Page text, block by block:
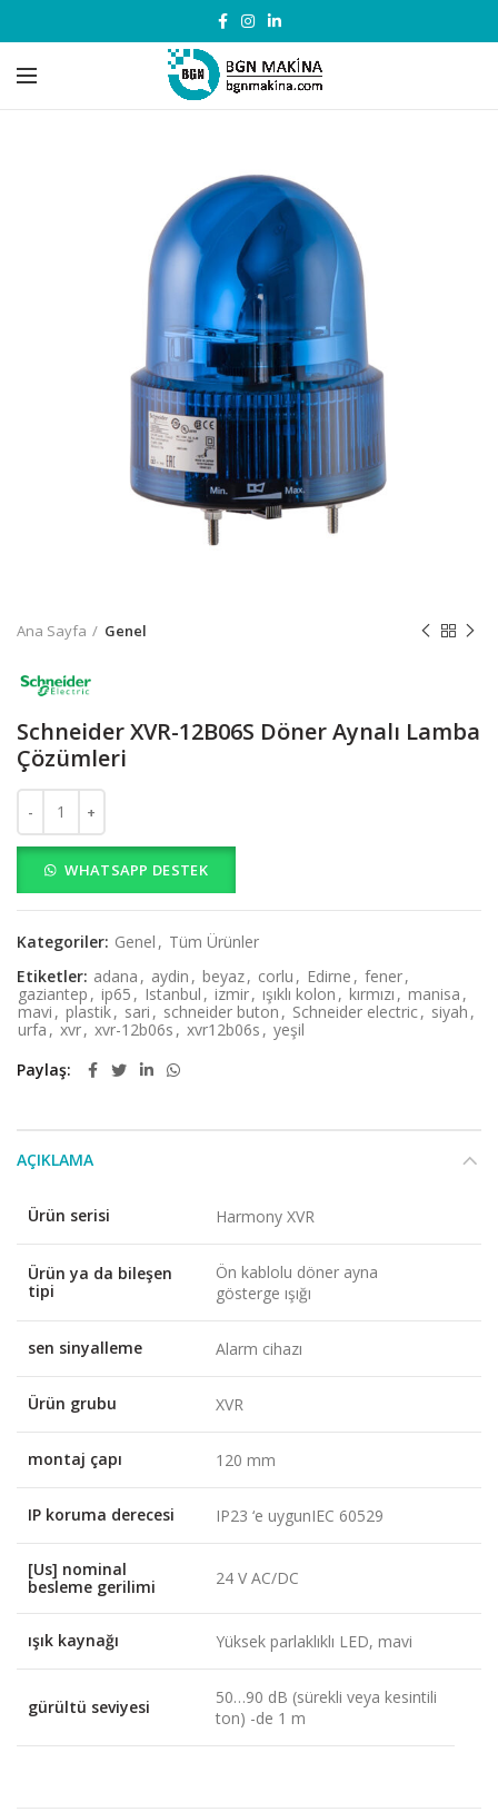
Ana Sayfa Genel
Schneider XVR-12B06S Döner Aynalı Lamba
Çözümleri
Schneider XVR-12B06S Döner Aynalı Lamba Çözümleri adet
WHATSAPP DESTEK
Kategoriler: Genel , Tüm Ürünler
Etiketler: adana , aydin , beyaz, corlu , Edirne , fener,
gaziantep , ip65 , Istanbul , izmir, ışıklı kolon , kırmızı , manisa ,
mavi , plastik, sari , schneider buton , Schneider electric, siyah ,
urfa , xvr, xvr-12b06s , xvr12b06s , yeşil
Paylaş
AÇIKLAMA
Ürün serisi Harmony XVR
Ürün ya da bileşen
tipi
Ön kablolu döner ayna
gösterge ışığı
sen sinyalleme Alarm cihazı
Ürün grubu XVR
montaj çapı 120 mm
IP koruma derecesi IP23 ‘e uygunIEC 60529
[Us] nominal
besleme gerilimi
24 V AC/DC
ışık kaynağı Yüksek parlaklıklı LED, mavi
gürültü seviyesi
50…90 dB (sürekli veya kesintili
ton) -de 1 m